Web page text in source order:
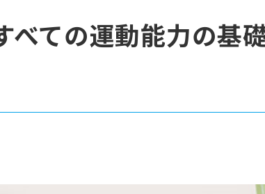
ての運動能力の基